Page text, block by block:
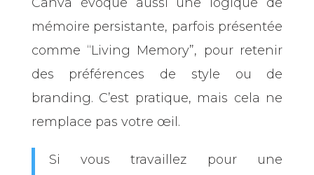
Canva évoque aussi une logique de
mémoire persistante, parfois présentée
comme “Living Memory”, pour retenir
des préférences de style ou de
branding. C’est pratique, mais cela ne
remplace pas votre œil.
Si vous travaillez pour une